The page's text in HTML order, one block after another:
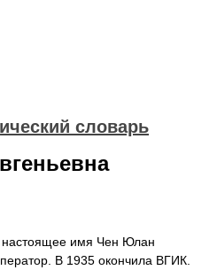
словарь
, настоящее имя Чен Юлан
В 1935 окончила ВГИК.